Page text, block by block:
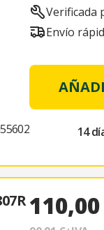
Verificada
Envío
14